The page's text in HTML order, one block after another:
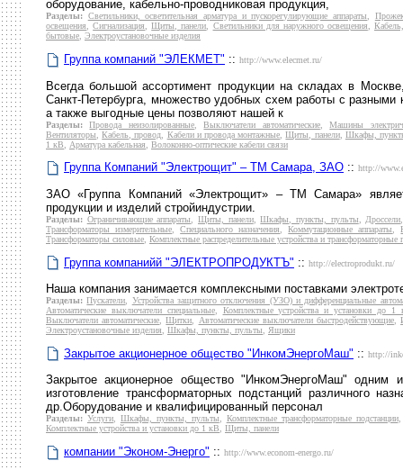
оборудование, кабельно-проводниковая продукция,
Разделы: Светильники, осветительная арматура и пускорегулирующие аппараты,
освещения,Сигнализация,Щиты, панели, Светильники для наружного освещения,
бытовые, Электроустановочные изделия
Группа компаний "ЭЛЕКМЕТ" :: http://www.elecmet.ru/
Всегда большой ассортимент продукции на складах в
Санкт-Петербурга, множество удобных схем работы с
а также выгодные цены позволяют нашей к
Разделы: Провода неизолированные,Выключатели автоматические,Машины
Вентиляторы ,Кабель, провод Кабели и провода монтажные ,Щиты, панели, Шкафы,
1 кВ
Арматура кабельная Волоконно-оптические кабели связи
Группа Компаний "Электрощит" – ТМ Самара, ЗАО :: http://
ЗАО «Группа Компаний «Электрощит» – ТМ Самара»
продукции и изделий стройиндустрии.
Разделы: Ограничивающие аппараты ,Щиты, панели,Шкафы, пункты, пульты Дроссели
Трансформаторы измерительные ,Специального назначения ,Коммутационные аппараты ,
Трансформаторы силовые Комплектные распределительные устройства и трансформаторные
Группа компанийй "ЭЛЕКТРОПРОДУКТЪ" :: http://electroprodukt.ru/
Наша компания занимается комплексными поставками
Разделы: Пускатели
Устройства защитного отключения (УЗО) и дифференциальные
Автоматические выключатели специальные, Комплектные устройства и установки до 1
Выключатели автоматические ,Щитки Автоматические выключатели быстродействующие,
Электроустановочные изделия
Шкафы, пункты, пульты Ящики
Закрытое акционерное общество "ИнкомЭнергоМаш" :: http://
Закрытое акционерное общество "ИнкомЭнергоМаш" одним
изготовление трансформаторных подстанций
др.Оборудование и квалифицированный персонал
Разделы: Услуги, Шкафы, пункты, пульты, Комплектные трансформаторные подстанции
Комплектные устройства и установки до 1 кВ, Щиты, панели
компании "Эконом-Энерго" :: http://www.econom-energo.ru/